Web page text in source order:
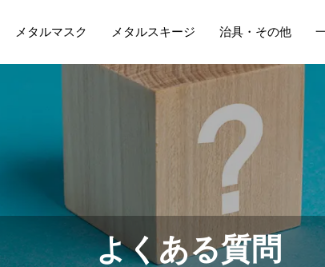
メタルマスク メタルスキージ 治具・その他
よくある質問